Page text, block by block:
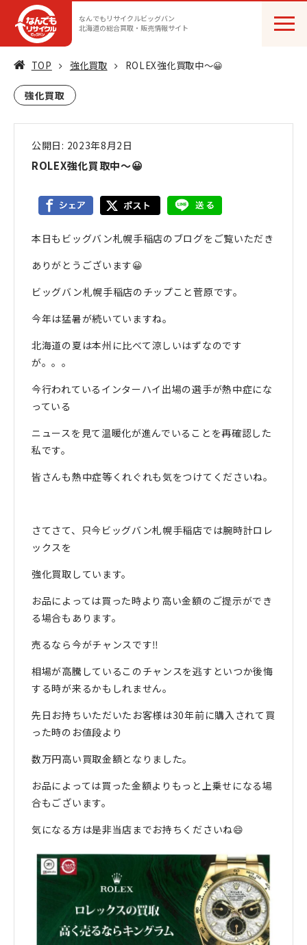
なんでもリサイクルビッグバン
北海道の総合買取・販売情報サイト
TOP 強化買取 ROLEX強化買取中〜😀
強化買取
公開日: 2023年8月2日
ROLEX強化買取中〜😀
本日もビッグバン札幌手稲店のブログをご覧いただき
ありがとうございます😀
ビッグバン札幌手稲店のチップこと菅原です。
今年は猛暑が続いていますね。
北海道の夏は本州に比べて涼しいはずなのです
が。。。
今行われているインターハイ出場の選手が熱中症にな
っている
ニュースを見て温暖化が進んでいることを再確認した
私です。
皆さんも熱中症等くれぐれも気をつけてくださいね。
さてさて、只今ビッグバン札幌手稲店では腕時計ロレ
ックスを
強化買取しています。
お品によっては買った時より高い金額のご提示ができ
る場合もあります。
売るなら今がチャンスです‼️
相場が高騰しているこのチャンスを逃すといつか後悔
する時が来るかもしれません。
先日お持ちいただいたお客様は30年前に購入されて買
った時のお値段より
数万円高い買取金額となりました。
お品によっては買った金額よりもっと上乗せになる場
合もございます。
気になる方は是非当店までお持ちくださいね😄